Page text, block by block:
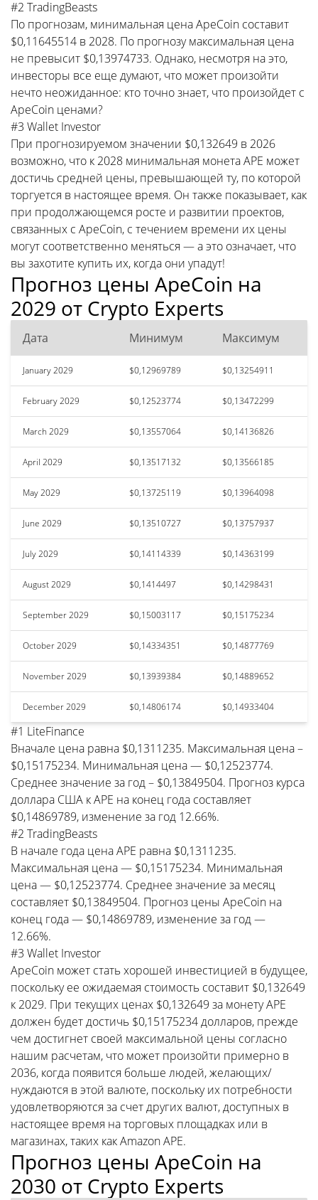
#2 TradingBeasts
По прогнозам, минимальная цена ApeCoin составит
$0,11645514 в 2028. По прогнозу максимальная цена
не превысит $0,13974733. Однако, несмотря на это,
инвесторы все еще думают, что может произойти
нечто неожиданное: кто точно знает, что произойдет с
ApeCoin ценами?
#3 Wallet Investor
При прогнозируемом значении $0,132649 в 2026
возможно, что к 2028 минимальная монета APE может
достичь средней цены, превышающей ту, по которой
торгуется в настоящее время. Он также показывает, как
при продолжающемся росте и развитии проектов,
связанных с ApeCoin, с течением времени их цены
могут соответственно меняться — а это означает, что
вы захотите купить их, когда они упадут!
Прогноз цены ApeCoin на
2029 от Crypto Experts
Дата Минимум Максимум
January 2029 $0,12969789 $0,13254911
February 2029 $0,12523774 $0,13472299
March 2029 $0,13557064 $0,14136826
April 2029 $0,13517132 $0,13566185
May 2029 $0,13725119 $0,13964098
June 2029 $0,13510727 $0,13757937
July 2029 $0,14114339 $0,14363199
August 2029 $0,1414497 $0,14298431
September 2029 $0,15003117 $0,15175234
October 2029 $0,14334351 $0,14877769
November 2029 $0,13939384 $0,14889652
December 2029 $0,14806174 $0,14933404
#1 LiteFinance
Вначале цена равна $0,1311235. Максимальная цена –
$0,15175234. Минимальная цена — $0,12523774.
Среднее значение за год – $0,13849504. Прогноз курса
доллара США к APE на конец года составляет
$0,14869789, изменение за год 12.66%.
#2 TradingBeasts
В начале года цена APE равна $0,1311235.
Максимальная цена — $0,15175234. Минимальная
цена — $0,12523774. Среднее значение за месяц
составляет $0,13849504. Прогноз цены ApeCoin на
конец года — $0,14869789, изменение за год —
12.66%.
#3 Wallet Investor
ApeCoin может стать хорошей инвестицией в будущее,
поскольку ее ожидаемая стоимость составит $0,132649
к 2029. При текущих ценах $0,132649 за монету APE
должен будет достичь $0,15175234 долларов, прежде
чем достигнет своей максимальной цены согласно
нашим расчетам, что может произойти примерно в
2036, когда появится больше людей, желающих/
нуждаются в этой валюте, поскольку их потребности
удовлетворяются за счет других валют, доступных в
настоящее время на торговых площадках или в
магазинах, таких как Amazon APE.
Прогноз цены ApeCoin на
2030 от Crypto Experts